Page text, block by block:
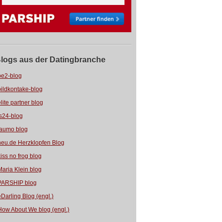
aus der Datingbranche
blog
blog
partner blog
blog
blog
Herzklopfen Blog
no frog blog
Klein blog
blog
Blog (engl.)
About We blog (engl.)